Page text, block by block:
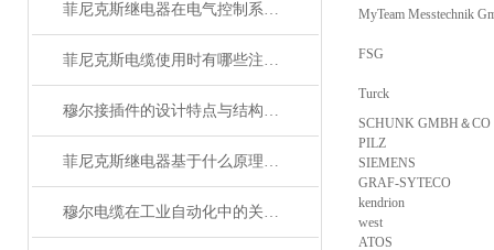
菲尼克斯继电器在电气控制系统中的应用
菲尼克斯电缆使用时有哪些注意事项？
穆尔接插件的设计特点与结构优化
菲尼克斯继电器基于什么原理工作？
穆尔电缆在工业自动化中的关键角色
MyTeam Messtechnik
FSG
Turck
SCHUNK GMBH＆CO
PILZ
SIEMENS
GRAF-SYTECO
kendrion
west
ATOS